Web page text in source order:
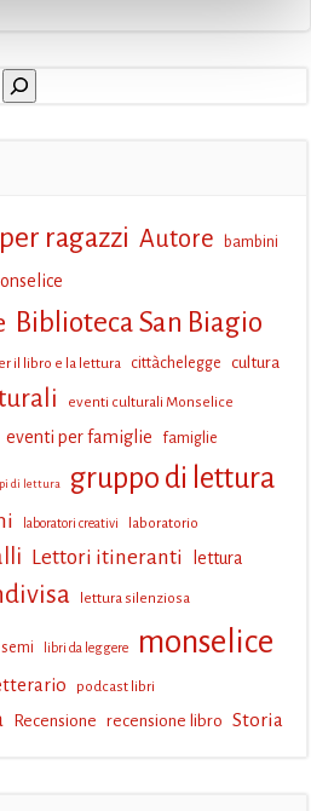
ragazzi Autore bambini
Biblioteca San Biagio
il libro e la lettura cittàchelegge cultura
eventi culturali Monselice
eventi per famiglie famiglie
di lettura gruppo di lettura
laboratori creativi laboratorio
Lettori itineranti lettura
lettura silenziosa
libri da leggere monselice
podcast libri
Recensione recensione libro Storia